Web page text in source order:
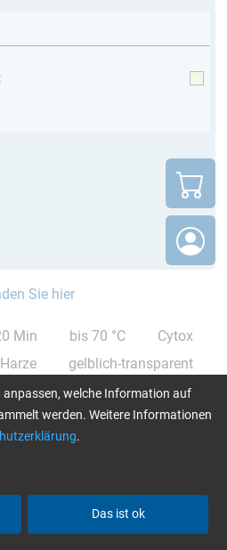
Sie hier
Min bis 70 °C
Cytox
gelblich-transparent
anpassen, welche Information auf
werden. Weitere Informationen
.
Das ist ok